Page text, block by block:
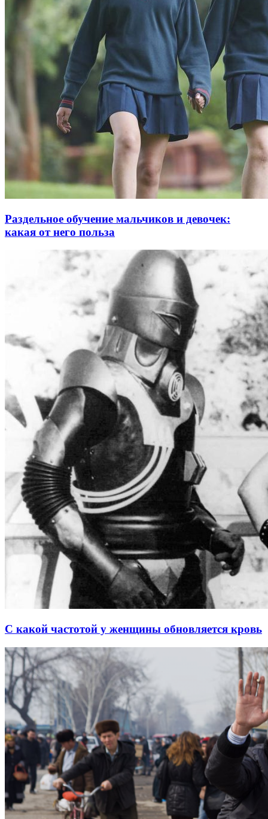
Раздельное обучение мальчиков и девочек:
какая от него польза
С какой частотой у женщины обновляется кровь